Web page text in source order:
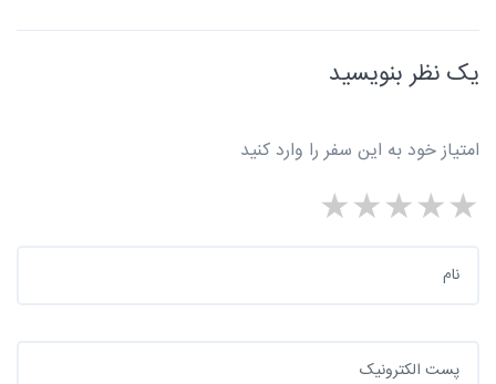
یک نظر بنویسید
امتیاز خود به این سفر را وارد کنید